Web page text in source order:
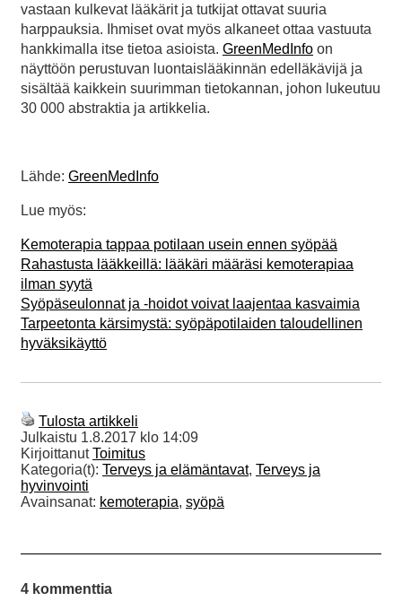
vastaan kulkevat lääkärit ja tutkijat ottavat suuria
harppauksia. Ihmiset ovat myös alkaneet ottaa vastuuta
hankkimalla itse tietoa asioista. GreenMedInfo on
näyttöön perustuvan luontaislääkinnän edelläkävijä ja
sisältää kaikkein suurimman tietokannan, johon lukeutuu
30 000 abstraktia ja artikkelia.
Lähde: GreenMedInfo
Lue myös:
Kemoterapia tappaa potilaan usein ennen syöpää
Rahastusta lääkkeillä: lääkäri määräsi kemoterapiaa
ilman syytä
Syöpäseulonnat ja -hoidot voivat laajentaa kasvaimia
Tarpeetonta kärsimystä: syöpäpotilaiden taloudellinen
hyväksikäyttö
Tulosta artikkeli
Julkaistu 1.8.2017 klo 14:09
KirjoittanutToimitus
Kategoria(t): Terveys ja elämäntavat, Terveys ja
hyvinvointi
Avainsanat: kemoterapia, syöpä
4 kommenttia